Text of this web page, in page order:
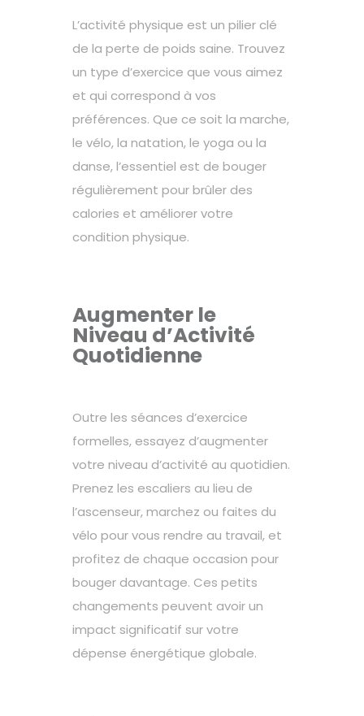
L’activité physique est un pilier clé
de la perte de poids saine. Trouvez
un type d’exercice que vous aimez
et qui correspond à vos
préférences. Que ce soit la marche,
le vélo, la natation, le yoga ou la
danse, l’essentiel est de bouger
régulièrement pour brûler des
calories et améliorer votre
condition physique.
Augmenter le
Niveau d’Activité
Quotidienne
Outre les séances d’exercice
formelles, essayez d’augmenter
votre niveau d’activité au quotidien.
Prenez les escaliers au lieu de
l’ascenseur, marchez ou faites du
vélo pour vous rendre au travail, et
profitez de chaque occasion pour
bouger davantage. Ces petits
changements peuvent avoir un
impact significatif sur votre
dépense énergétique globale.